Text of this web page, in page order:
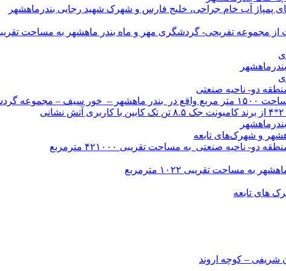
پمپاژ آب خام جراحی، خلیج فارس و شهرک شهید رجایی بندرماهشهر
تفریحی- گردشگری مهر و ماه بندر ماهشهر به مساحت تقریبی ۱۵۰۰۰۰
دو- ناحیه صنعتی
خور سیف
و شهرک‌های تابعه
صنعتی به مساحت تقریبی ۴۲۱۰۰۰ مترمربع
تقریبی ۱۰۲۲ مترمربع
های تابعه
شریفی – کوچه اروند